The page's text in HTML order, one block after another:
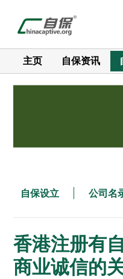
主页 自保资讯
自保设立 公司名
香港注册有
商业诚信的